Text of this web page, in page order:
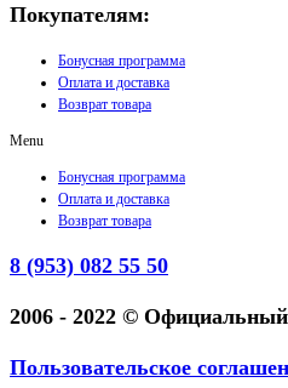
Покупателям:
Бонусная программа
Оплата и доставка
Возврат товара
Menu
Бонусная программа
Оплата и доставка
Возврат товара
8 (953) 082 55 50
2006 - 2022 ©
Пользовательское